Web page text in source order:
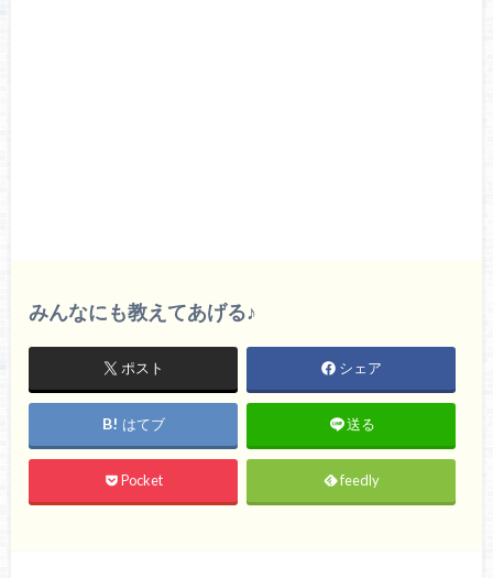
みんなにも教えてあげる♪
ポスト シェア
はてブ 送る
Pocket feedly